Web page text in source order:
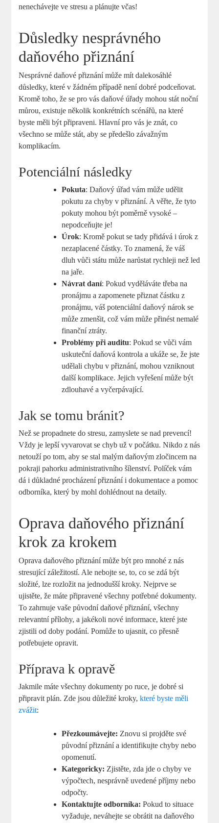
nenechávejte ve stresu a plánujte včas!
Důsledky nesprávného
daňového přiznání
Nesprávné daňové přiznání může mít dalekosáhlé
důsledky, které v žádném případě není dobré podceňovat.
Kromě toho, že se pro vás daňové úřady mohou stát noční
můrou, existuje několik konkrétních scénářů, na které
byste měli být připraveni. Hlavní pro vás je znát, co
všechno se může stát, aby se předešlo závažným
komplikacím.
Potenciální následky
Pokuta: Daňový úřad vám může udělit
pokutu za chyby v přiznání. A věřte, že tyto
pokuty mohou být poměrně vysoké –
nepodceňujte je!
Úrok: Kromě pokut se tady přidává i úrok z
nezaplacené částky. To znamená, že váš
dluh vůči státu může narůstat rychleji než led
na jaře.
Návrat daní: Pokud vyděláváte třeba na
pronájmu a zapomenete přiznat částku z
pronájmu, váš potenciální daňový nárok se
může zmenšit, což vám může přinést nemalé
finanční ztráty.
Problémy při auditu: Pokud se vůči vám
uskuteční daňová kontrola a ukáže se, že jste
udělali chybu v přiznání, mohou vzniknout
další komplikace. Jejich vyřešení může být
zdlouhavé a vyčerpávající.
Jak se tomu bránit?
Než se propadnete do stresu, zamyslete se nad prevencí!
Vždy je lepší vyvarovat se chyb už v počátku. Nikdo z nás
netouží po tom, aby se stal malým daňovým zločincem na
pokraji pahorku administrativního šílenství. Políček vám
dá i důkladné procházení přiznání i dokumentace a pomoc
odborníka, který by mohl dohlédnout na detaily.
Oprava daňového přiznání
krok za krokem
Oprava daňového přiznání může být pro mnohé z nás
stresující záležitostí. Ale nebojte se, to, co se zdá být
složité, lze rozložit na jednodušší kroky. Nejprve se
ujistěte, že máte připravené všechny potřebné dokumenty.
To zahrnuje vaše původní daňové přiznání, všechny
relevantní přílohy, a jakékoli nové informace, které jste
zjistili od doby podání. Pomůže to ujasnit, co přesně
potřebujete opravit.
Příprava k opravě
Jakmile máte všechny dokumenty po ruce, je dobré si
připravit plán. Zde jsou důležité kroky,které byste měli
zvážit:
Přezkoumávejte: Znovu si projděte své
původní přiznání a identifikujte chyby nebo
opomenutí.
Kategoricky: Zjistěte, zda jde o chyby ve
výpočtech, nesprávně uvedené příjmy nebo
odpočty.
Kontaktujte odborníka: Pokud to situace
vyžaduje, neváhejte se obrátit na daňového